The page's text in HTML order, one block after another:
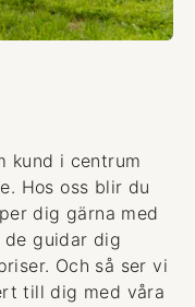
kund i centrum
Hos oss blir du
dig gärna med
de guidar dig
Och så ser vi
till dig med våra